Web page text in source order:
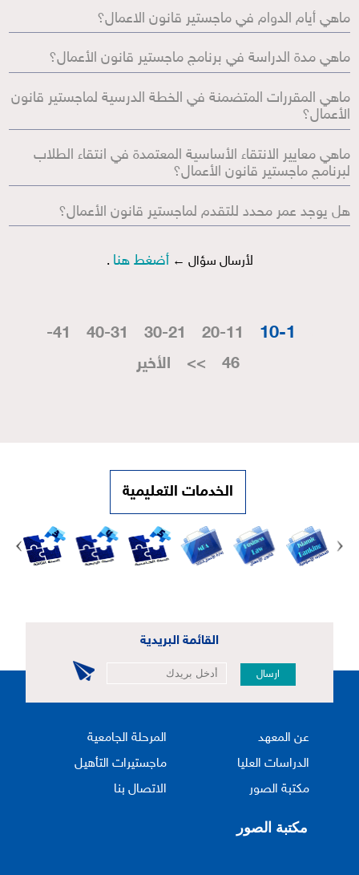
ماهي أيام الدوام في ماجستير قانون الاعمال؟
ماهي مدة الدراسة في برنامج ماجستير قانون الأعمال؟
ماهي المقررات المتضمنة في الخطة الدرسية لماجستير قانون
الأعمال؟
ماهي معايير الانتقاء الأساسية المعتمدة في انتقاء الطلاب
لبرنامج ماجستير قانون الأعمال؟
هل يوجد عمر محدد للتقدم لماجستير قانون الأعمال؟
لأرسال سؤال ← أضغط هنا .
11-20
21-30
31-40
41-
46
>> الأخير
الخدمات التعليمية
القائمة البريدية
ارسال
عن المعهد
المرحلة الجامعية
الدراسات العليا
ماجستيرات التأهيل
مكتبة الصور
الاتصال بنا